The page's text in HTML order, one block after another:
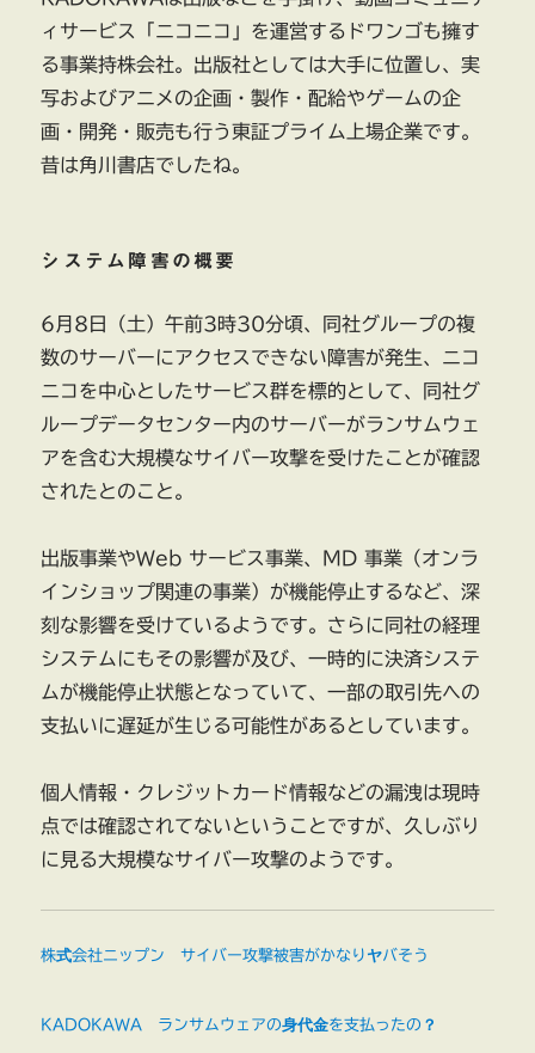
ィサービス「ニコニコ」を運営するドワンゴも擁す
る事業持株会社。出版社としては大手に位置し、実
写およびアニメの企画・製作・配給やゲームの企
画・開発・販売も行う東証プライム上場企業です。
昔は角川書店でしたね。
システム障害の概要
6月8日（土）午前3時30分頃、同社グループの複
数のサーバーにアクセスできない障害が発生、ニコ
ニコを中心としたサービス群を標的として、同社グ
ループデータセンター内のサーバーがランサムウェ
アを含む大規模なサイバー攻撃を受けたことが確認
されたとのこと。
出版事業やWeb サービス事業、MD 事業（オンラ
インショップ関連の事業）が機能停止するなど、深
刻な影響を受けているようです。さらに同社の経理
システムにもその影響が及び、一時的に決済システ
ムが機能停止状態となっていて、一部の取引先への
支払いに遅延が生じる可能性があるとしています。
個人情報・クレジットカード情報などの漏洩は現時
点では確認されてないということですが、久しぶり
に見る大規模なサイバー攻撃のようです。
株式会社ニップン サイバー攻撃被害がかなりヤバそう
KADOKAWA ランサムウェアの身代金を支払ったの？